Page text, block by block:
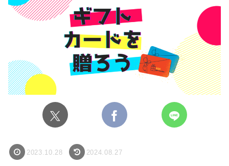
2023.10.28 2024.08.27